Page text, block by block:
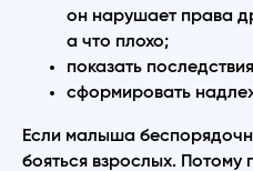
он нарушает права
а что плохо;
показать
сформировать
Если малыша
бояться взрослых. Потому